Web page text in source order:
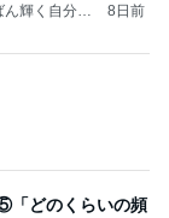
輝く自分に
8日前
「どのくらいの頻